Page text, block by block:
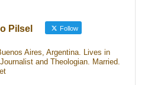
Pilsel Follow
Aires, Argentina. Lives in
and Theologian. Married.